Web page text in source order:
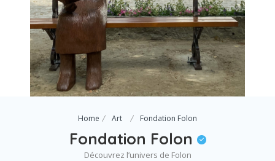
Home Art Fondation Folon
Fondation Folon
Découvrez l’univers de Folon